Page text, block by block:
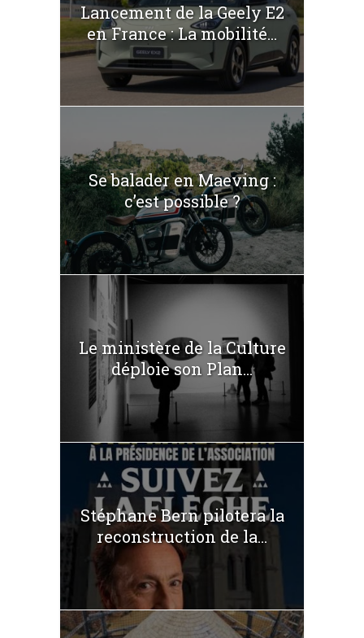
Lancement de la Geely E2
en France : La mobilité...
Se balader en Maeving :
c’est possible ?
Le ministère de la Culture
déploie son Plan...
Stéphane Bern pilotera la
reconstruction de la...